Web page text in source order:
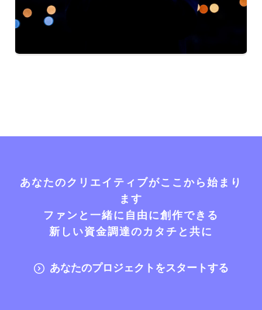
あなたのクリエイティブがここから始まり
ます
ファンと一緒に自由に創作できる
新しい資金調達のカタチと共に
あなたのプロジェクトをスタートする